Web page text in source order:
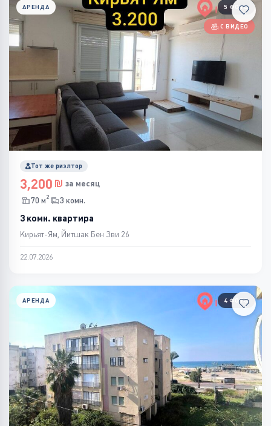
5 ФОТО
С ВИДЕО
АРЕНДА
Тот же риэлтор
3,200
за месяц
70 м2 3 комн.
3 комн. квартира
Кирьят-Ям, Йитшак Бен Зви 26
22.07.2026
4 ФОТО
АРЕНДА